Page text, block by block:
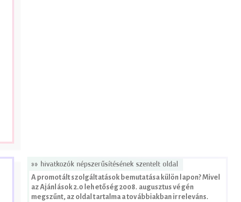
»» hivatkozók népszerűsítésének szentelt oldal
A promotált szolgáltatások bemutatása külön lapon? Mivel
az Ajánlások 2.0 lehetőség 2008. augusztus végén
megszűnt, az oldal tartalma a továbbiakban irreleváns.